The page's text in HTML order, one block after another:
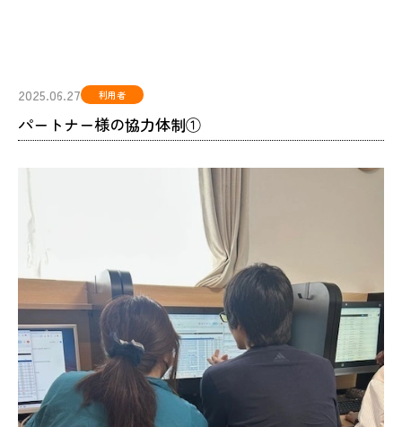
2025.06.27 利用者
パートナー様の協力体制①